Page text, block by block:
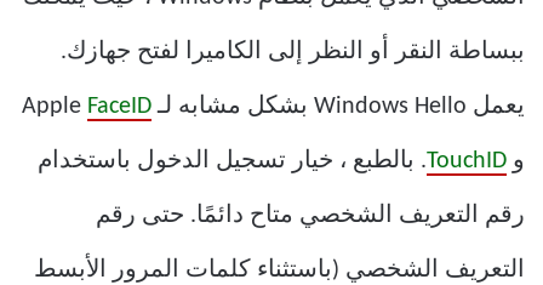
ببساطة النقر أو النظر إلى الكاميرا لفتح جهازك.
يعمل Windows Hello بشكل مشابه لـ Apple FaceID
و TouchID. بالطبع ، خيار تسجيل الدخول باستخدام
رقم التعريف الشخصي متاح دائمًا. حتى رقم
التعريف الشخصي (باستثناء كلمات المرور الأبسط